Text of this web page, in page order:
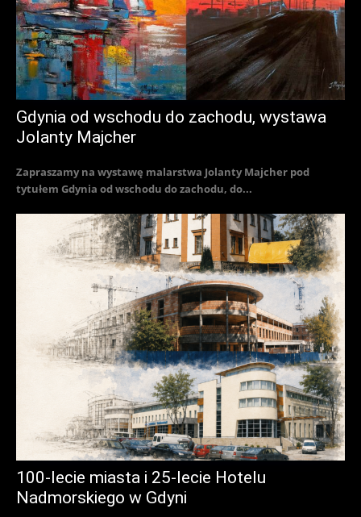
Gdynia od wschodu do zachodu, wystawa
Jolanty Majcher
Zapraszamy na wystawę malarstwa Jolanty Majcher pod
tytułem Gdynia od wschodu do zachodu, do...
100-lecie miasta i 25-lecie Hotelu
Nadmorskiego w Gdyni